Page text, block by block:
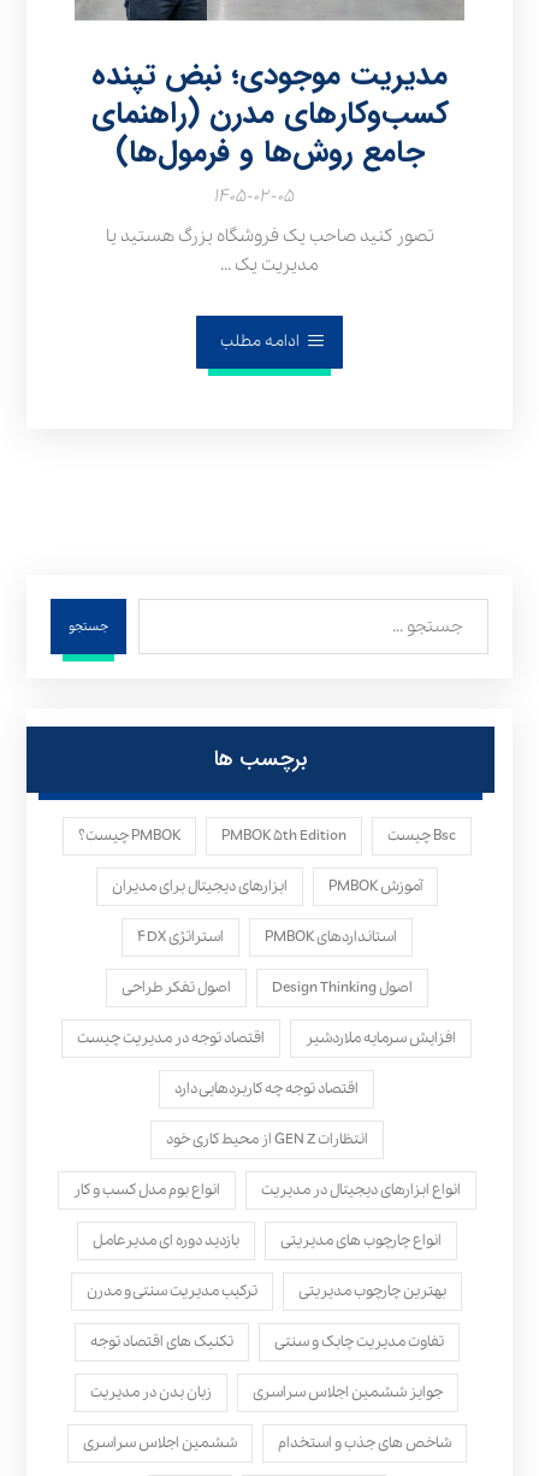
مدیریت موجودی؛ نبض تپنده
کسب‌وکارهای مدرن (راهنمای
جامع روش‌ها و فرمول‌ها)
۱۴۰۵-۰۲-۰۵
تصور کنید صاحب یک فروشگاه بزرگ هستید یا
مدیریت یک ...
ادامه مطلب
جستجو
برچسب ها
Bsc چیست PMBOK ۵th Edition PMBOK چیست؟
آموزش PMBOK ابزارهای دیجیتال برای مدیران
استانداردهای PMBOK استراتژی ۴DX
اصول Design Thinking اصول تفکر طراحی
افزایش سرمایه ملاردشیر اقتصاد توجه در مدیریت چیست
اقتصاد توجه چه کاربردهایی دارد
انتظارات GEN Z از محیط کاری خود
انواع ابزارهای دیجیتال در مدیریت انواع بوم مدل کسب‌ و کار
انواع چارچوب های مدیریتی بازدید دوره ای مدیرعامل
بهترین چارچوب مدیریتی ترکیب مدیریت سنتی و مدرن
تفاوت مدیریت چابک و سنتی تکنیک های اقتصاد توجه
جوایز ششمین اجلاس سراسری زبان بدن در مدیریت
شاخص های جذب و استخدام ششمین اجلاس سراسری